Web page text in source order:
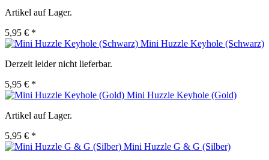
Artikel auf Lager.
5,95 € *
Mini Huzzle Keyhole (Schwarz)
Derzeit leider nicht lieferbar.
5,95 € *
Mini Huzzle Keyhole (Gold)
Artikel auf Lager.
5,95 € *
Mini Huzzle G & G (Silber)